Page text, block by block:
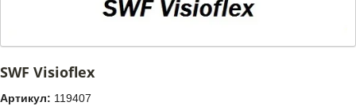
SWF Visioflex
Артикул: 119407